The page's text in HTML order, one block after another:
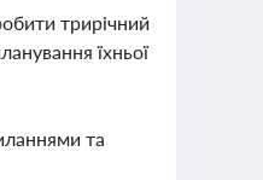
трирічний
їхньої
та